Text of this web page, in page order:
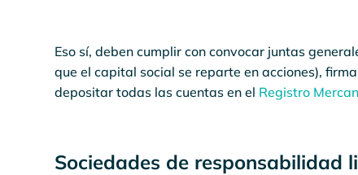
Eso sí, deben cumplir con convocar juntas
que el capital social se reparte en acciones),
depositar todas las cuentas en el Registro
Sociedades de responsabilidad